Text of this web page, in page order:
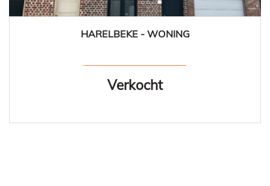
2 1
HARELBEKE - WONING
Verkocht